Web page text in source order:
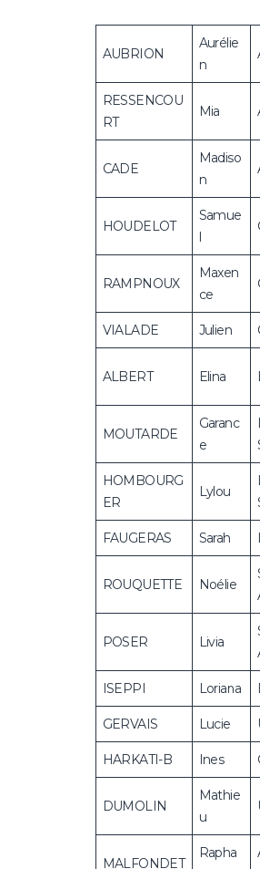
AUBRION
Aurélie
n
RESSENCOU
RT
Mia
CADE
Madiso
n
HOUDELOT
Samue
l
RAMPNOUX
Maxen
ce
VIALADE Julien
ALBERT Elina
MOUTARDE
Garanc
e
HOMBOURG
ER
Lylou
FAUGERAS Sarah
ROUQUETTE Noélie
POSER Livia
ISEPPI Loriana
GERVAIS Lucie
HARKATI-B Ines
DUMOLIN
Mathie
u
MALFONDET
Rapha